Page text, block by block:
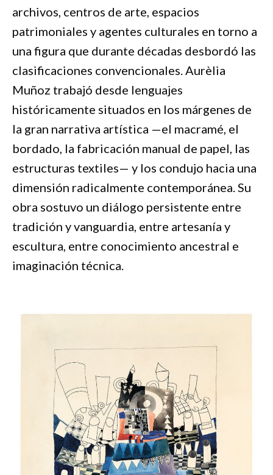
archivos, centros de arte, espacios
patrimoniales y agentes culturales en torno a
una figura que durante décadas desbordó las
clasificaciones convencionales. Aurèlia
Muñoz trabajó desde lenguajes
históricamente situados en los márgenes de
la gran narrativa artística —el macramé, el
bordado, la fabricación manual de papel, las
estructuras textiles— y los condujo hacia una
dimensión radicalmente contemporánea. Su
obra sostuvo un diálogo persistente entre
tradición y vanguardia, entre artesanía y
escultura, entre conocimiento ancestral e
imaginación técnica.